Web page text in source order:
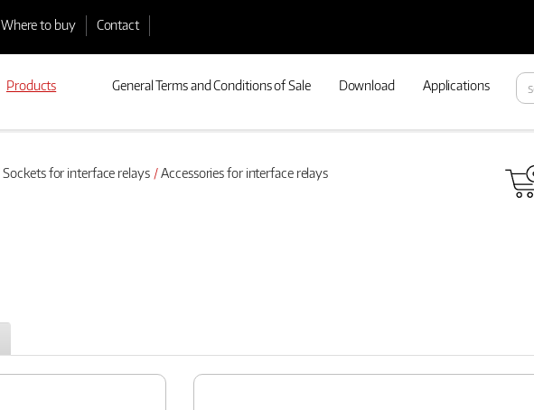
Where to buy Contact
Products General Terms and Conditions of Sale Download Applications
Sockets for interface relays Accessories for interface relays